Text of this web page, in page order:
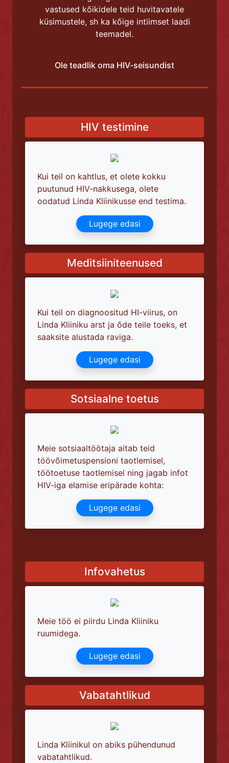
vastused kõikidele teid huvitavatele
küsimustele, sh ka kõige intiimset laadi
teemadel.
Ole teadlik oma HIV-seisundist
HIV testimine
Kui teil on kahtlus, et olete kokku
puutunud HIV-nakkusega, olete
oodatud Linda Kliinikusse end testima.
Lugege edasi
Meditsiiniteenused
Kui teil on diagnoositud HI-viirus, on
Linda Kliiniku arst ja õde teile toeks, et
saaksite alustada raviga.
Lugege edasi
Sotsiaalne toetus
Meie sotsiaaltöötaja aitab teid
töövõimetuspensioni taotlemisel,
töötoetuse taotlemisel ning jagab infot
HIV-iga elamise eripärade kohta:
Lugege edasi
Infovahetus
Meie töö ei piirdu Linda Kliiniku
ruumidega.
Lugege edasi
Vabatahtlikud
Linda Kliinikul on abiks pühendunud
vabatahtlikud.